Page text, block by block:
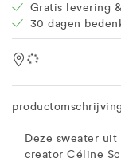
Gratis levering
30 dagen
Location
productomschrijving
Deze sweater
creator Céline